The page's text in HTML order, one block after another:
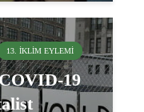
13. İKLIM EYLEMI
19